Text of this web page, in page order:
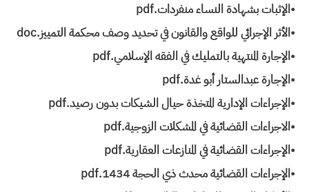
•الإثبات بشهادة النساء منفردات.pdf
•الأثر الإجرائي للواقع والقانون في تحديد وصف محكمة التمييز.doc
•الإجارة المنتهية بالتمليك في الفقه الإسلامي.pdf
•الإجارة عبدالستار أبو غدة.pdf
•الإجراءات الإدارية المتخذة حيال الشيكات بدون رصيد.pdf
•الاجراءات القضائية في المشكلات الزوجية.pdf
•الإجراءات القضائية في المنازعات العقارية.pdf
•الإجراءات القضائية محدث ذي الحجة 1434.pdf